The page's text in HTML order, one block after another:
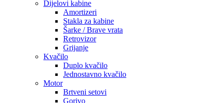
Dijelovi kabine
Amortizeri
Stakla za kabine
Šarke / Brave vrata
Retrovizor
Grijanje
Kvačilo
Duplo kvačilo
Jednostavno kvačilo
Motor
Brtveni setovi
Gorivo